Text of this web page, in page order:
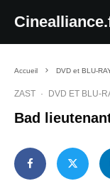
Accueil DVD et BLU-
ZAST · DVD ET BLU-
Bad